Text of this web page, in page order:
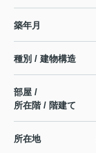
築年月
種別 / 建物構造
部屋 /
所在階 / 階建て
所在地